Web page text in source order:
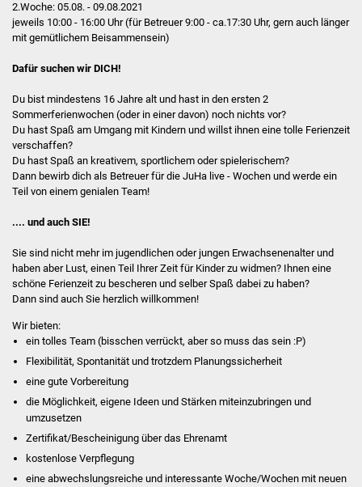
großer Raum
Küche
Team
Kemi Johnson
2.Woche: 05.08. - 09.08.2021
jeweils 10:00 - 16:00 Uhr (für Betreuer 9:00 - ca.17:30 Uhr, gern auch länger
mit gemütlichem Beisammensein)
Dafür suchen wir DICH!
Du bist mindestens 16 Jahre alt und hast in den ersten 2
Sommerferienwochen (oder in einer davon) noch nichts vor?
Du hast Spaß am Umgang mit Kindern und willst ihnen eine tolle Ferienzeit
verschaffen?
Du hast Spaß an kreativem, sportlichem oder spielerischem?
Dann bewirb dich als Betreuer für die JuHa live - Wochen und werde ein
Teil von einem genialen Team!
.... und auch SIE!
Sie sind nicht mehr im jugendlichen oder jungen Erwachsenenalter und
haben aber Lust, einen Teil Ihrer Zeit für Kinder zu widmen? Ihnen eine
schöne Ferienzeit zu bescheren und selber Spaß dabei zu haben?
Dann sind auch Sie herzlich willkommen!
Wir bieten:
ein tolles Team (bisschen verrückt, aber so muss das sein :P)
Flexibilität, Spontanität und trotzdem Planungssicherheit
eine gute Vorbereitung
die Möglichkeit, eigene Ideen und Stärken miteinzubringen und
umzusetzen
Zertifikat/Bescheinigung über das Ehrenamt
kostenlose Verpflegung
eine abwechslungsreiche und interessante Woche/Wochen mit neuen